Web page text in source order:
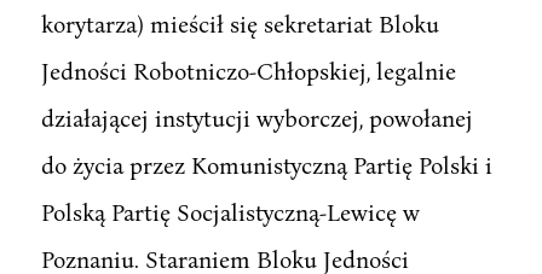
korytarza) mieścił się sekretariat Bloku
Jedności Robotniczo-Chłopskiej, legalnie
działającej instytucji wyborczej, powołanej
do życia przez Komunistyczną Partię Polski i
Polską Partię Socjalistyczną-Lewicę w
Poznaniu. Staraniem Bloku Jedności